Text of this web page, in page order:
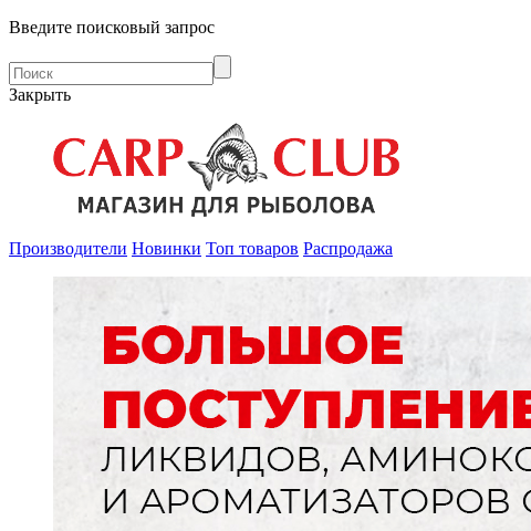
Введите поисковый запрос
Закрыть
Производители Новинки Топ товаров Распродажа